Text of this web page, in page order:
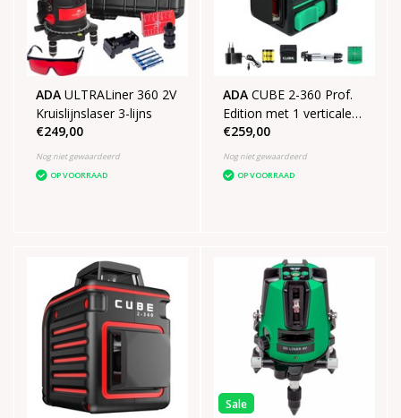
ADA ULTRALiner 360 2V
Kruislijnslaser 3-lijns
€249,00
Nog niet gewaardeerd
OP VOORRAAD
ADA CUBE 2-360 Prof.
Edition met 1 verticale
lijn 1 horizontale lijn van
360°
€259,00
Nog niet gewaardeerd
OP VOORRAAD
Sale